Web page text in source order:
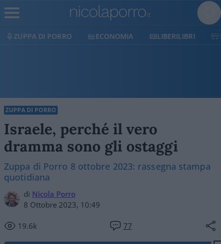
ECONOMIA LIBERILIBRI SHOP SOSTIENICI
ZUPPA DI PORRO
Israele, perché il vero
dramma sono gli ostaggi
Zuppa di Porro 8 ottobre 2023: rassegna stampa
quotidiana
di Nicola Porro
8 Ottobre 2023, 10:49
19.6k 77